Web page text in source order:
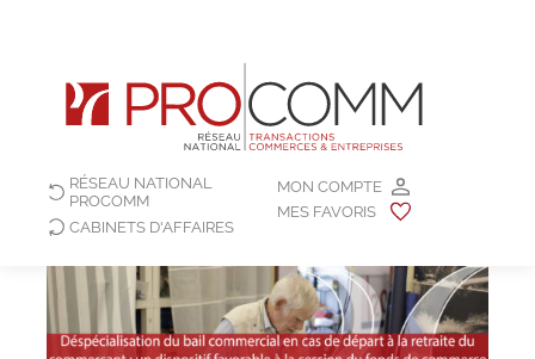
MON COMPTE
MES FAVORIS
RÉSEAU NATIONAL
PROCOMM
CABINETS D'AFFAIRES